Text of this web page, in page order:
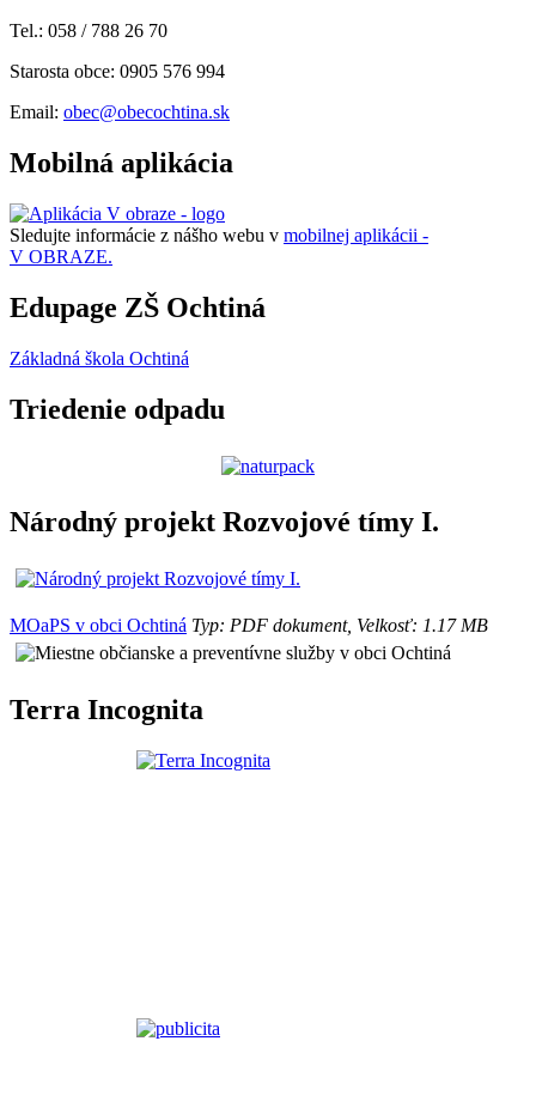
Tel.: 058 / 788 26 70
Starosta obce: 0905 576 994
Email: obec@obecochtina.sk
Mobilná aplikácia
Sledujte informácie z nášho webu v mobilnej aplikácii -
V OBRAZE.
Edupage ZŠ Ochtiná
Základná škola Ochtiná
Triedenie odpadu
Národný projekt Rozvojové tímy I.
MOaPS v obci Ochtiná Typ: PDF dokument, Velkosť: 1.17 MB
Terra Incognita